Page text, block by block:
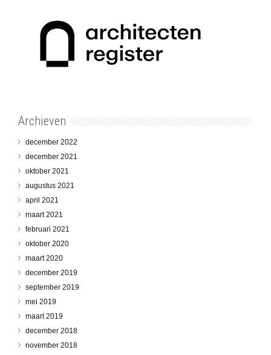
Archieven
december 2022
december 2021
oktober 2021
augustus 2021
april 2021
maart 2021
februari 2021
oktober 2020
maart 2020
december 2019
september 2019
mei 2019
maart 2019
december 2018
november 2018